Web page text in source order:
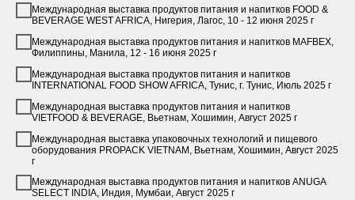
Международная выставка продуктов питания и напитков FOOD &
BEVERAGE WEST AFRICA, Нигерия, Лагос, 10 - 12 июня 2025 г
Международная выставка продуктов питания и напитков MAFBEX,
Филиппины, Манила, 12 - 16 июня 2025 г
Международная выставка продуктов питания и напитков
INTERNATIONAL FOOD SHOW AFRICA, Тунис, г. Тунис, Июль 2025 г
Международная выставка продуктов питания и напитков
VIETFOOD & BEVERAGE, Вьетнам, Хошимин, Август 2025 г
Международная выставка упаковочных технологий и пищевого
оборудования PROPACK VIETNAM, Вьетнам, Хошимин, Август 2025
г
Международная выставка продуктов питания и напитков ANUGA
SELECT INDIA, Индия, Мумбаи, Август 2025 г